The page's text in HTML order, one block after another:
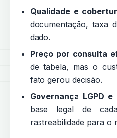
Qualidade e
documentação, taxa
dado.
Preço por consulta
de tabela, mas o
fato gerou decisão.
Governança LGPD
base legal de
rastreabilidade para o